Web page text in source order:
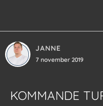
JANNE
7 november 2019
KOMMANDE